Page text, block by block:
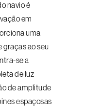
navio é
em
uma
graças ao seu
se a
de luz
de amplitude
espaçosas